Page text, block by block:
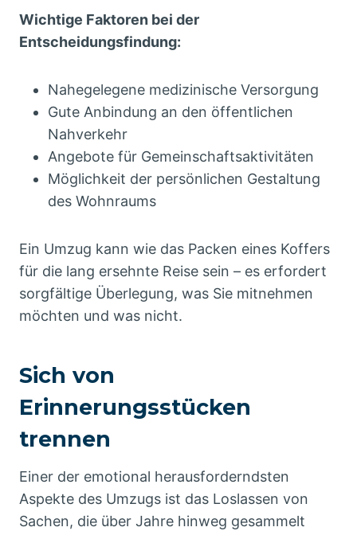
Wichtige Faktoren bei der
Entscheidungsfindung:
Nahegelegene medizinische Versorgung
Gute Anbindung an den öffentlichen
Nahverkehr
Angebote für Gemeinschaftsaktivitäten
Möglichkeit der persönlichen Gestaltung
des Wohnraums
Ein Umzug kann wie das Packen eines Koffers
für die lang ersehnte Reise sein – es erfordert
sorgfältige Überlegung, was Sie mitnehmen
möchten und was nicht.
Sich von
Erinnerungsstücken
trennen
Einer der emotional herausforderndsten
Aspekte des Umzugs ist das Loslassen von
Sachen, die über Jahre hinweg gesammelt